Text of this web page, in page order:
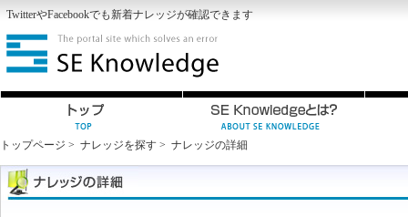
TwitterやFacebookでも新着ナレッジが確認できます
トップページ > ナレッジを探す > ナレッジの詳細